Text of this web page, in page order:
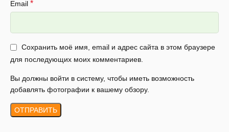
Email *
Сохранить моё имя, email и адрес сайта в этом браузере
для последующих моих комментариев.
Вы должны войти в систему, чтобы иметь возможность
добавлять фотографии к вашему обзору.